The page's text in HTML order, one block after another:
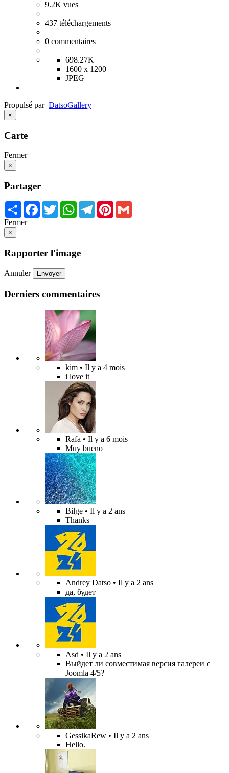
9.2K vues
437 téléchargements
0 commentaires
698.27K
1600 x 1200
JPEG
Propulsé par DatsoGallery
×
Carte
Fermer
×
Partager
Share Facebook
TwitterWhatsApp
TelegramPinterest
Fermer
×
Rapporter l'image
Annuler Envoyer
Derniers commentaires
kim • Il y a 4 mois
i love it
Rafa • Il y a 6 mois
Muy bueno
Bilge • Il y a 2 ans
Thanks
Andrey Datso • Il y a 2 ans
да, будет
Asd • Il y a 2 ans
Выйдет ли совместимая версия галереи с
Joomla 4/5?
GessikaRew • Il y a 2 ans
Hello.